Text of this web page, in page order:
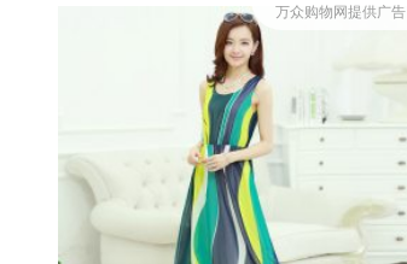
万众购物网提供广告